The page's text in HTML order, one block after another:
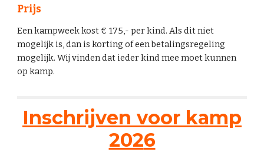
Prijs
Een kampweek kost € 175,- per kind. Als dit niet
mogelijk is, dan is korting of een betalingsregeling
mogelijk. Wij vinden dat ieder kind mee moet kunnen
op kamp.
Inschrijven voor kamp
2026